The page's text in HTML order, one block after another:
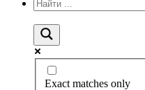
Exact matches only